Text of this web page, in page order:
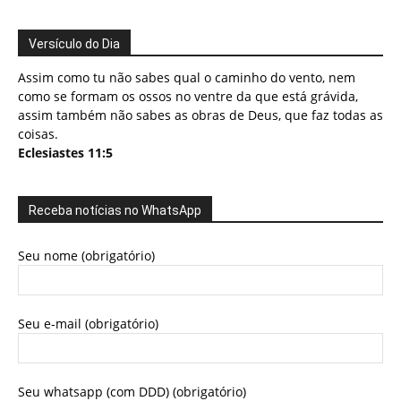
Versículo do Dia
Assim como tu não sabes qual o caminho do vento, nem
como se formam os ossos no ventre da que está grávida,
assim também não sabes as obras de Deus, que faz todas as
coisas.
Eclesiastes 11:5
Receba notícias no WhatsApp
Seu nome (obrigatório)
Seu e-mail (obrigatório)
Seu whatsapp (com DDD) (obrigatório)